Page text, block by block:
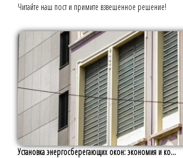
Читайте наш пост и примите взвешенное решение!
Установка энергосберегающих окон: экономия и ко...